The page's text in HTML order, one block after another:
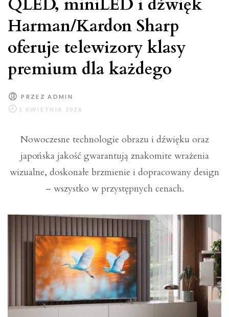
Harman/Kardon Sharp
oferuje telewizory klasy
premium dla każdego
PRZEZADMIN
Nowoczesne technologie obrazu i dźwięku oraz
japońska jakość gwarantują znakomite wrażenia
wizualne, doskonałe brzmienie i dopracowany design
– wszystko w przystępnych cenach.